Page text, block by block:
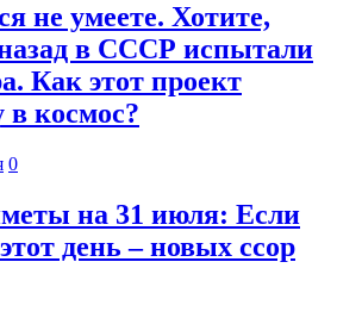
не умеете. Хотите,
в СССР испытали
Как этот проект
в космос?
0
на 31 июля: Если
день – новых ссор